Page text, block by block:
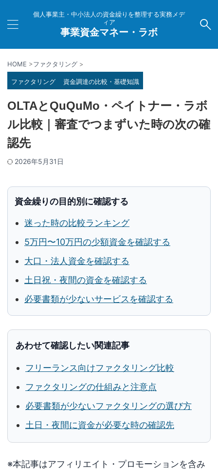
個人事業主・中小法人の資金繰りを整理する実務メデ
ィア
事業資金マネー・ラボ
HOME >ファクタリング >
ファクタリング 資金調達の比較・基礎知識
OLTAとQuQuMo・ペイトナー・ラボ
ル比較｜審査でつまずいた時の次の確
認先
2026年5月31日
資金繰りの目的別に確認する
迷った時の比較ランキング
5万円〜10万円の少額資金を確認する
大口・法人資金を確認する
土日祝・夜間の資金を確認する
必要書類が少ないサービスを確認する
あわせて確認したい関連記事
フリーランス向けファクタリング比較
ファクタリングの仕組みと注意点
必要書類が少ないファクタリングの選び方
土日・夜間に資金が必要な時の確認先
※本記事はアフィリエイト・プロモーションを含み